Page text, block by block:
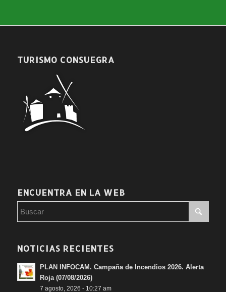
TURISMO CONSUEGRA
ENCUENTRA EN LA WEB
NOTICIAS RECIENTES
PLAN INFOCAM. Campaña de Incendios 2026. Alerta
Roja (07/08/2026)
7 agosto, 2026 - 10:27 am